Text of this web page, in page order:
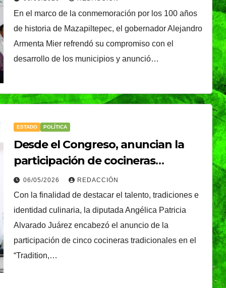
En el marco de la conmemoración por los 100 años
de historia de Mazapiltepec, el gobernador Alejandro
Armenta Mier refrendó su compromiso con el
desarrollo de los municipios y anunció…
ESTADO POLÍTICA
Desde el Congreso, anuncian la
participación de cocineras
tradicionales en el “Tradition, Fire,
Roots & Technology”
06/05/2026 REDACCIÓN
Con la finalidad de destacar el talento, tradiciones e
identidad culinaria, la diputada Angélica Patricia
Alvarado Juárez encabezó el anuncio de la
participación de cinco cocineras tradicionales en el
“Tradition,…
el
que
TENDENCIA VIDA │ ESTILO
Oreo® y BTS lanzan
su edición limitada